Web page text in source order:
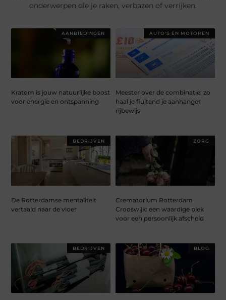
onderwerpen die je raken, verbazen of verrijken.
AANBIEDINGEN
Kratom is jouw natuurlijke boost
voor energie en ontspanning
AUTO'S EN MOTOREN
Meester over de combinatie: zo
haal je fluitend je aanhanger
rijbewijs
BEDRIJVEN
De Rotterdamse mentaliteit
vertaald naar de vloer
ZORG
Crematorium Rotterdam
Crooswijk: een waardige plek
voor een persoonlijk afscheid
BEDRIJVEN BLOG